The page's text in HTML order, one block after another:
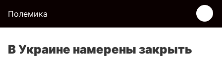
Полемика
В Украине намерены закрыть